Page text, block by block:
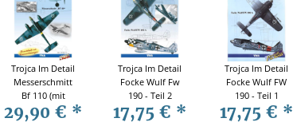
Trojca Im Detail
Messerschmitt
Bf 110 (mit
Zusatzheft)
29,90 € *
Trojca Im Detail
Focke Wulf Fw
190 - Teil 2
(Focke Wulf FW
190A)
17,75 € *
Trojca Im Detail
Focke Wulf FW
190 - Teil 1
(Focke Wulf FW
190 A)
17,75 € *